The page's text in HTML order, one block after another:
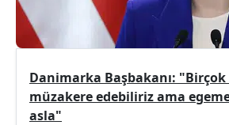
Danimarka Başbakanı:
müzakere edebiliriz ama
asla"